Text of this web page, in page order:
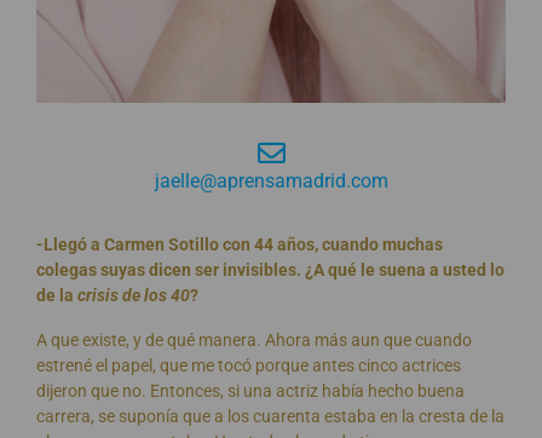
jaelle@aprensamadrid.com
-Llegó a Carmen Sotillo con 44 años, cuando muchas
colegas suyas dicen ser invisibles. ¿A qué le suena a usted lo
de la crisis de los 40?
A que existe, y de qué manera. Ahora más aun que cuando
estrené el papel, que me tocó porque antes cinco actrices
dijeron que no. Entonces, si una actriz había hecho buena
carrera, se suponía que a los cuarenta estaba en la cresta de la